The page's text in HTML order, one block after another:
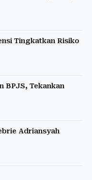
Tingkatkan Risiko
BPJS, Tekankan
Adriansyah